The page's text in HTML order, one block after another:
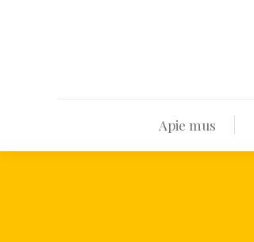
Apie mus